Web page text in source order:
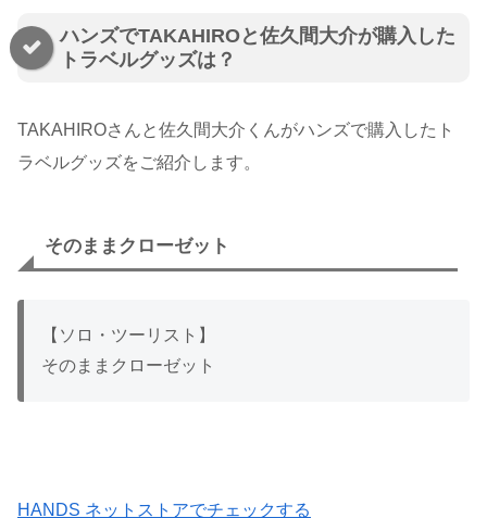
ハンズでTAKAHIROと佐久間大介が購入した
トラベルグッズは？
TAKAHIROさんと佐久間大介くんがハンズで購入したト
ラベルグッズをご紹介します。
そのままクローゼット
【ソロ・ツーリスト】
そのままクローゼット
HANDS ネットストアでチェックする